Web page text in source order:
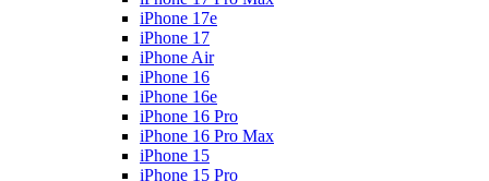
iPhone 17e
iPhone 17
iPhone Air
iPhone 16
iPhone 16e
iPhone 16 Pro
iPhone 16 Pro Max
iPhone 15
iPhone 15 Pro